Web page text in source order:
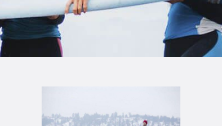
TIENDA FAMILY SURFERS
WEBCAM SALINAS
PEDIDOS